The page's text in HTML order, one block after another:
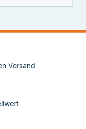
Versand